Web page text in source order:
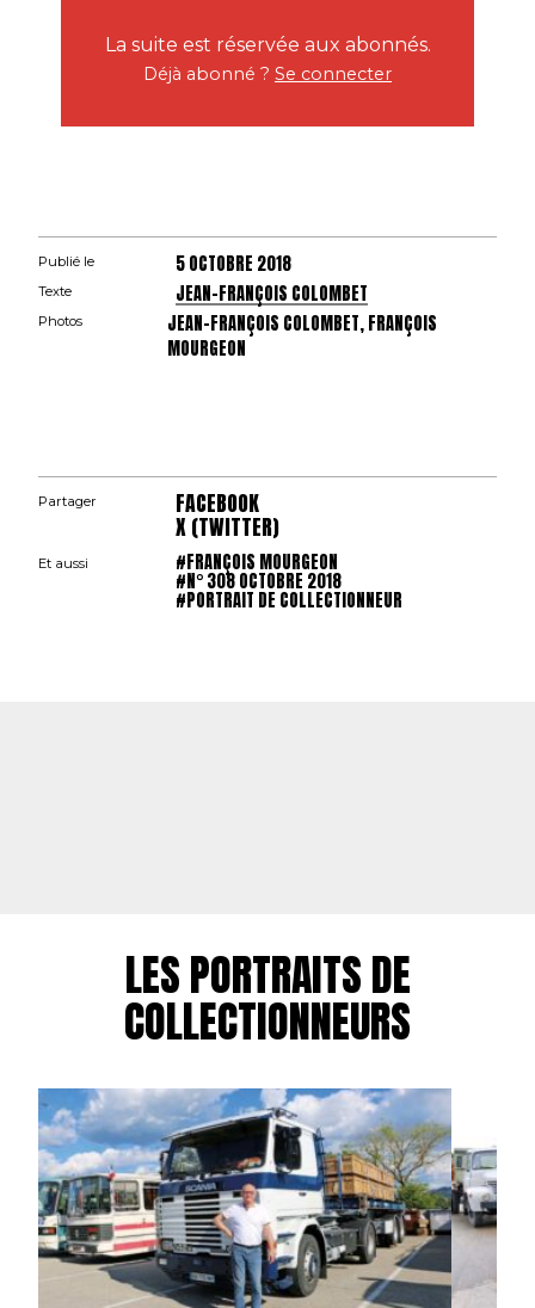
La suite est réservée aux abonnés.
Déjà abonné ? Se connecter
Publié le 5 OCTOBRE 2018
Texte JEAN-FRANÇOIS COLOMBET
Photos
JEAN-FRANÇOIS COLOMBET, FRANÇOIS
MOURGEON
Partager FACEBOOK
X (TWITTER)
Et aussi #FRANÇOIS MOURGEON
#N° 308 OCTOBRE 2018
#PORTRAIT DE COLLECTIONNEUR
LES PORTRAITS DE
COLLECTIONNEURS